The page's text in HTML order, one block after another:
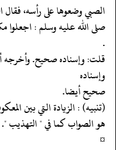
‏‏‏‏الصبي وضعوها على رأسه، فقال
.
‏‏‏‏قلت: وإسناده صحيح. وأخرجه
وإسناده
‏‏‏‏صحيح أيضا.
‏‏‏‏(تنبيه) : الزيادة التي بين
‏‏‏‏هو الصواب كما في " التهذيب ".
‏‏‏‏¤